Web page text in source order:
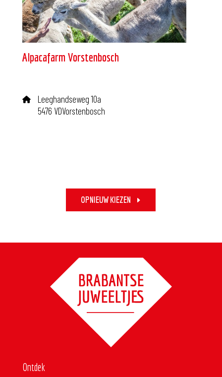
Alpacafarm Vorstenbosch
Leeghandseweg 10a
5476 VDVorstenbosch
OPNIEUW KIEZEN
Ontdek